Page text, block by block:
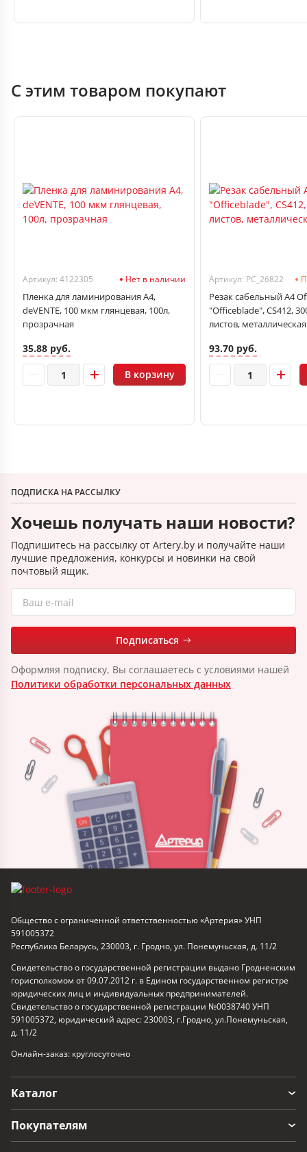
С этим товаром покупают
Артикул: 4122305 Нет в наличии
Пленка для ламинирования А4,
deVENTE, 100 мкм глянцевая, 100л,
прозрачная
35.88 руб.
В корзину
Артикул: PC_26822
Резак сабельный А4
"Officeblade", CS412,
листов,
93.70 руб.
ПОДПИСКА НА РАССЫЛКУ
Хочешь получать наши новости?
Подпишитесь на рассылку от Artery.by и получайте наши
лучшие предложения, конкурсы и новинки на свой
почтовый ящик.
Подписаться
Оформляя подписку, Вы соглашаетесь с условиями нашей
Политики обработки персональных данных
Общество с ограниченной ответственностью «Артерия» УНП
591005372
Республика Беларусь, 230003, г. Гродно, ул. Понемуньская, д. 11/2
Свидетельство о государственной регистрации выдано Гродненским
горисполкомом от 09.07.2012 г. в Едином государственном регистре
юридических лиц и индивидуальных предпринимателей.
Свидетельство о государственной регистрации №0038740 УНП
591005372, юридический адрес: 230003, г.Гродно, ул.Понемуньская,
д. 11/2
Онлайн-заказ: круглосуточно
Каталог
Покупателям